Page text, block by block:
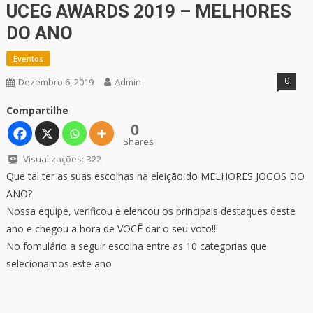
UCEG AWARDS 2019 – MELHORES
DO ANO
Eventos
Dezembro 6, 2019 Admin 0
Compartilhe
0
Shares
Visualizações: 322
Que tal ter as suas escolhas na eleição do MELHORES JOGOS DO
ANO?
Nossa equipe, verificou e elencou os principais destaques deste
ano e chegou a hora de VOCÊ dar o seu voto!!!
No fomulário a seguir escolha entre as 10 categorias que
selecionamos este ano